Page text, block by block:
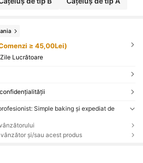
≥ 45,00Lei)
Lucrătoare
Simple baking și expediat de
și/sau acest produs